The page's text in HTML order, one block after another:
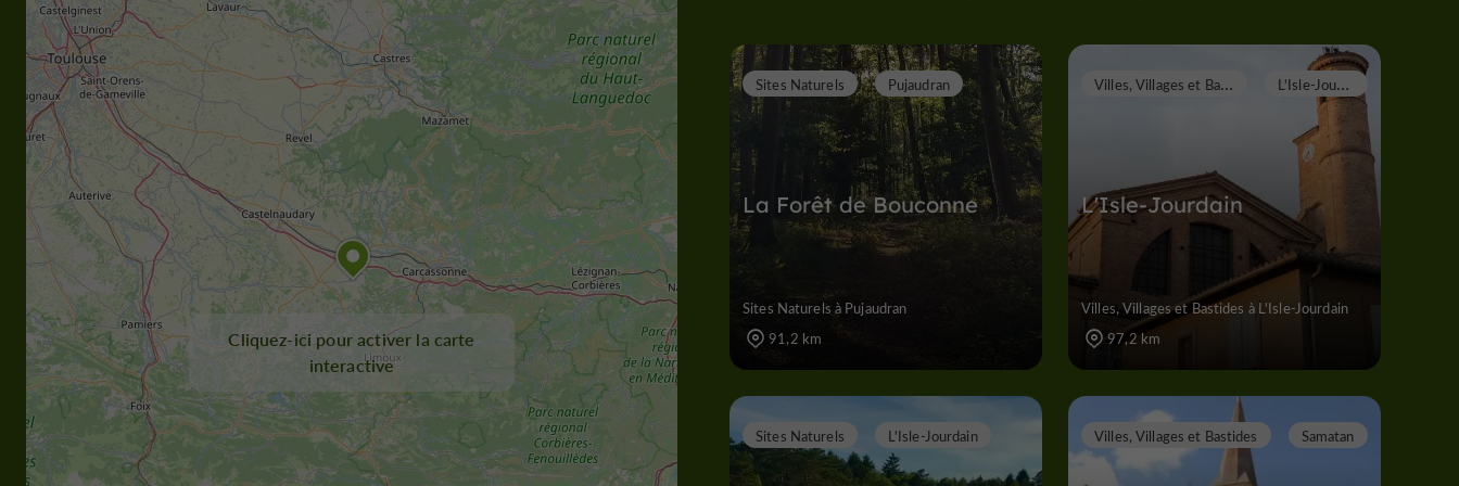
Cliquez-ici pour activer la carte
interactive
La Forêt de Bouconne
Sites Naturels Pujaudran
Sites Naturels à Pujaudran
91,2 km
L'Isle-Jourdain
V
illes, Villages et Bastides L
'Isle-Jourdain
Villes, Villages et Bastides à L'Isle-Jourdain
97,2 km
Sites Naturels L'Isle-Jourdain Villes, Villages et Bastides Samatan